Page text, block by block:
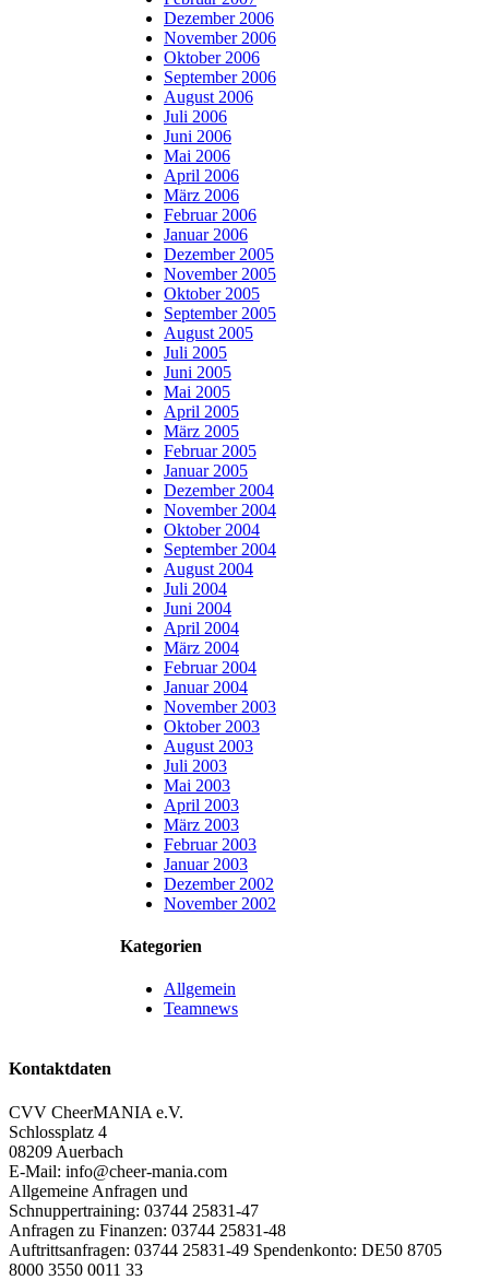
Dezember 2006
November 2006
Oktober 2006
September 2006
August 2006
Juli 2006
Juni 2006
Mai 2006
April 2006
März 2006
Februar 2006
Januar 2006
Dezember 2005
November 2005
Oktober 2005
September 2005
August 2005
Juli 2005
Juni 2005
Mai 2005
April 2005
März 2005
Februar 2005
Januar 2005
Dezember 2004
November 2004
Oktober 2004
September 2004
August 2004
Juli 2004
Juni 2004
April 2004
März 2004
Februar 2004
Januar 2004
November 2003
Oktober 2003
August 2003
Juli 2003
Mai 2003
April 2003
März 2003
Februar 2003
Januar 2003
Dezember 2002
November 2002
Kategorien
Allgemein
Teamnews
Kontaktdaten
CVV CheerMANIA e.V.
Schlossplatz 4
08209 Auerbach
E-Mail: info@cheer-mania.com
Allgemeine Anfragen und
Schnuppertraining: 03744 25831-47
Anfragen zu Finanzen: 03744 25831-48
Auftrittsanfragen: 03744 25831-49 Spendenkonto: DE50 8705
8000 3550 0011 33